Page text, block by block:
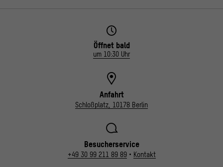
Öffnet bald
um 10:30 Uhr
Anfahrt
Schloßplatz, 10178 Berlin
Besucherservice
+49 30 99 211 89 89• Kontakt